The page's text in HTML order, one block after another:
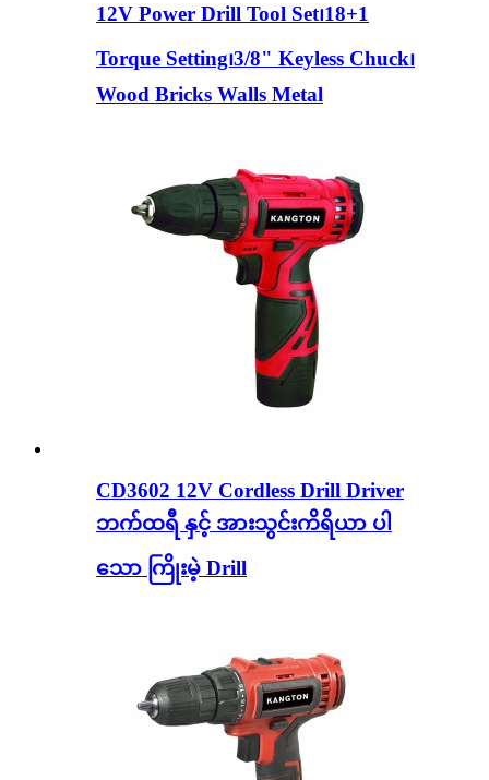
12V Power Drill Tool Set၊18+1
Torque Setting၊3/8" Keyless Chuck၊
Wood Bricks Walls Metal
CD3602 12V Cordless Drill Driver
ဘက်ထရီ နှင့် အားသွင်းကိရိယာ ပါ
သော ကြိုးမဲ့ Drill